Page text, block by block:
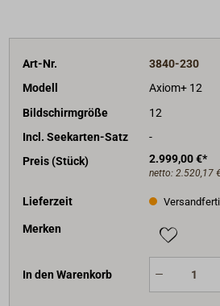
integriert) Intern
Antenne: Keramik-Chip ist
Gerätoberseite angebracht
Interner Speicher: 16 GB
nutzbar)
Steckverbinder. Erfordert das
A80490 für CPT-S-Geber
Externer Speicher:
Art-Nr.
3840-230
Modell
Axiom+ 12
Bildschirmgröße
12
Incl. Seekarten-Satz
-
Preis (Stück)
2.999,00 €*
netto: 2.520,17
Lieferzeit
Merken
In den Warenkorb